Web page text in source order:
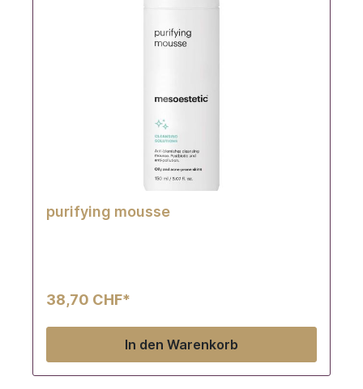
purifying mousse
38,70 CHF*
In den Warenkorb